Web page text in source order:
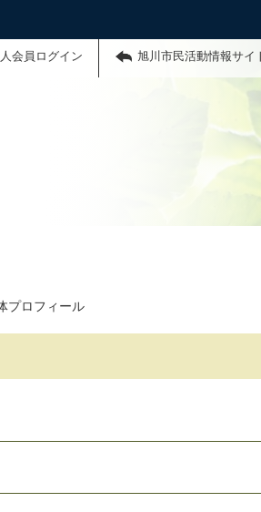
会員ログイン 旭川市民活動情報サ
プロフィール